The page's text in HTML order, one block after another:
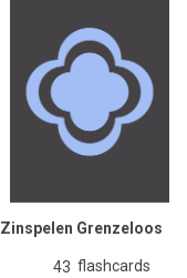
Zinspelen Grenzeloos
43 flashcards